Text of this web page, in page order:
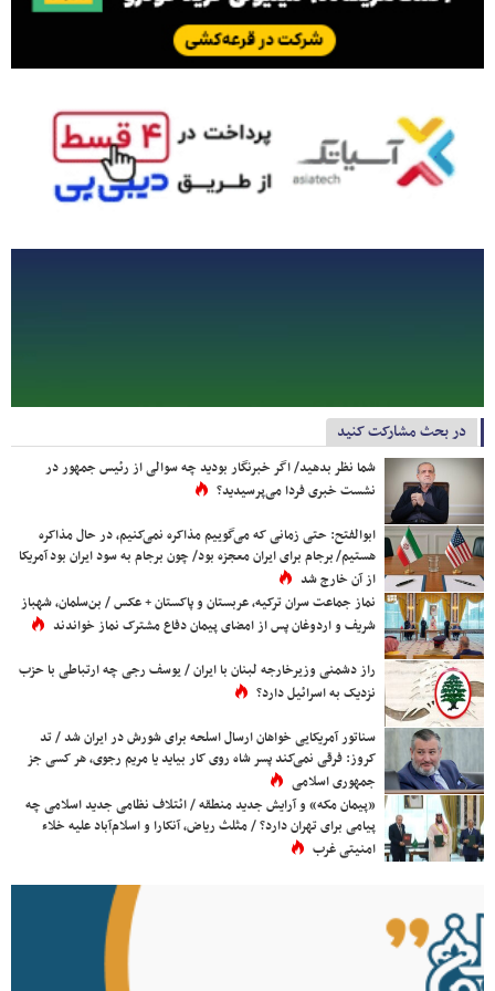
در بحث مشارکت کنید
شما نظر بدهید/ اگر خبرنگار بودید چه سوالی از رئیس جمهور در
نشست خبری فردا می‌پرسیدید؟
ابوالفتح: حتی زمانی که می‌گوییم مذاکره نمی‌کنیم، در حال مذاکره
هستیم/ برجام برای ایران معجزه بود/ چون برجام به سود ایران بود آمریکا
از آن خارج شد
نماز جماعت سران ترکیه، عربستان و پاکستان + عکس / بن‌سلمان، شهباز
شریف و اردوغان پس از امضای پیمان دفاع مشترک نماز خواندند
راز دشمنی وزیرخارجه لبنان با ایران / یوسف رجی چه ارتباطی با حزب
نزدیک به اسرائیل دارد؟
سناتور آمریکایی خواهان ارسال اسلحه برای شورش در ایران شد / تد
کروز: فرقی نمی‌کند پسر شاه روی کار بیاید یا مریم رجوی، هر کسی جز
جمهوری اسلامی
«پیمان مکه» و آرایش جدید منطقه / ائتلاف نظامی جدید اسلامی چه
پیامی برای تهران دارد؟ / مثلث ریاض، آنکارا و اسلام‌آباد علیه خلاء
امنیتی غرب